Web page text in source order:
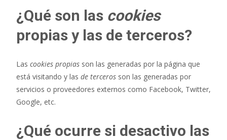
¿Qué son las cookies
propias y las de terceros?
Las cookies propias son las generadas por la página que
está visitando y las de terceros son las generadas por
servicios o proveedores externos como Facebook, Twitter,
Google, etc.
¿Qué ocurre si desactivo las